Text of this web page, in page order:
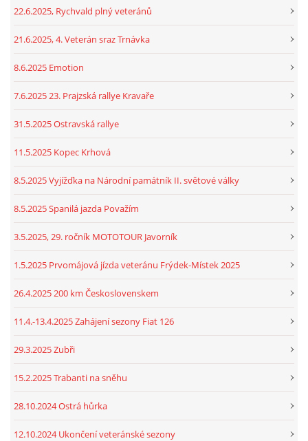
22.6.2025, Rychvald plný veteránů
21.6.2025, 4. Veterán sraz Trnávka
8.6.2025 Emotion
7.6.2025 23. Prajzská rallye Kravaře
31.5.2025 Ostravská rallye
11.5.2025 Kopec Krhová
8.5.2025 Vyjížďka na Národní památník II. světové války
8.5.2025 Spanilá jazda Považím
3.5.2025, 29. ročník MOTOTOUR Javorník
1.5.2025 Prvomájová jízda veteránu Frýdek-Místek 2025
26.4.2025 200 km Československem
11.4.-13.4.2025 Zahájení sezony Fiat 126
29.3.2025 Zubři
15.2.2025 Trabanti na sněhu
28.10.2024 Ostrá hůrka
12.10.2024 Ukončení veteránské sezony